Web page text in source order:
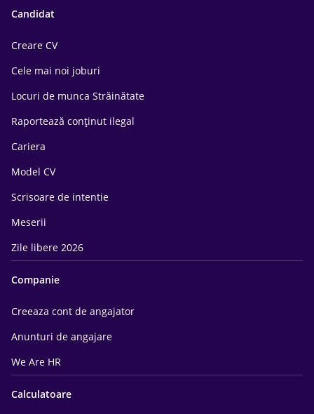
Candidat
Creare CV
Cele mai noi joburi
Locuri de munca Străinătate
Raportează conținut ilegal
Cariera
Model CV
Scrisoare de intentie
Meserii
Zile libere 2026
Companie
Creeaza cont de angajator
Anunturi de angajare
We Are HR
Calculatoare